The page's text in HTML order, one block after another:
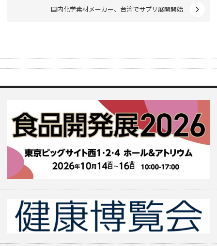
国内化学素材メーカー、台湾でサプリ展開開始